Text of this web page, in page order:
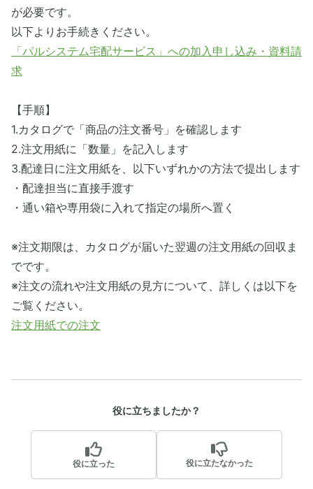
が必要です。
以下よりお手続きください。
「パルシステム宅配サービス」への加入申し込み・資料請
求
【手順】
1.カタログで「商品の注文番号」を確認します
2.注文用紙に「数量」を記入します
3.配達日に注文用紙を、以下いずれかの方法で提出します
・配達担当に直接手渡す
・通い箱や専用袋に入れて指定の場所へ置く
※注文期限は、カタログが届いた翌週の注文用紙の回収ま
でです。
※注文の流れや注文用紙の見方について、詳しくは以下を
ご覧ください。
注文用紙での注文
役に立ちましたか？
役に立った 役に立たなかった